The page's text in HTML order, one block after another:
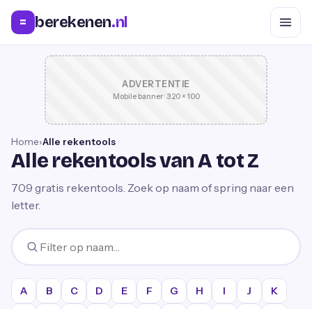
= berekenen.nl
ADVERTENTIE
Mobile banner · 320 × 100
Home›Alle rekentools
Alle rekentools van A tot Z
709 gratis rekentools. Zoek op naam of spring naar een
letter.
A B C D E F G H I J
K